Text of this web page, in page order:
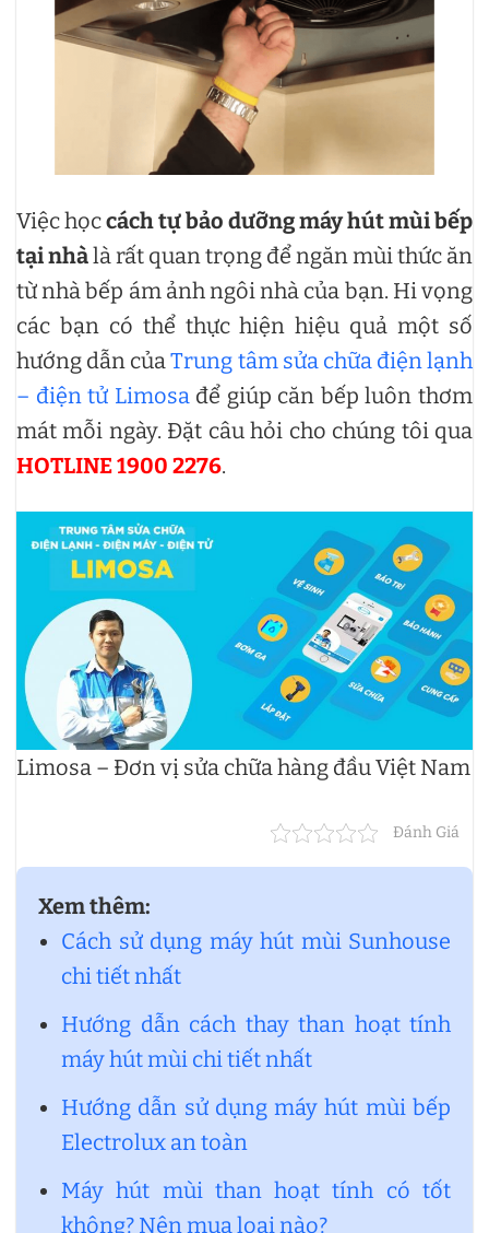
Việc họccách tự bảo dưỡng máy hút mùi bếp
tại nhàlà rất quan trọng để ngăn mùi thức ăn
từ nhà bếp ám ảnh ngôi nhà của bạn. Hi vọng
các bạn có thể thực hiện hiệu quả một số
hướng dẫn củaTrung tâm sửa chữa điện lạnh
– điện tử Limosađể giúp căn bếp luôn thơm
mát mỗi ngày. Đặt câu hỏi cho chúng tôi qua
HOTLINE 1900 2276.
Limosa – Đơn vị sửa chữa hàng đầu Việt Nam
Đánh Giá
Xem thêm:
Cách sử dụng máy hút mùi Sunhouse
chi tiết nhất
Hướng dẫn cách thay than hoạt tính
máy hút mùi chi tiết nhất
Hướng dẫn sử dụng máy hút mùi bếp
Electrolux an toàn
Máy hút mùi than hoạt tính có tốt
không? Nên mua loại nào?